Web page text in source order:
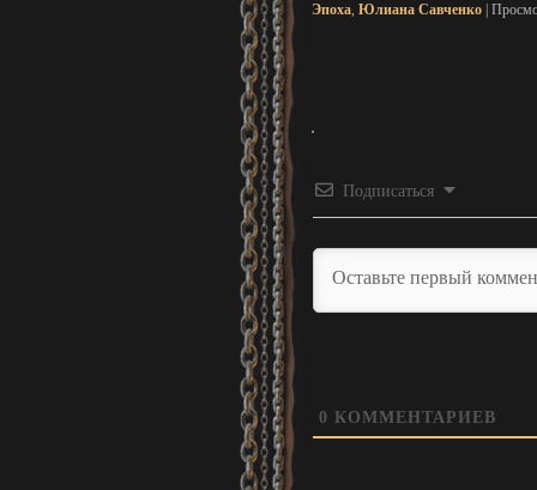
Эпоха, Юлиана Савченко |
Подписаться
0 КОММЕНТАРИЕВ